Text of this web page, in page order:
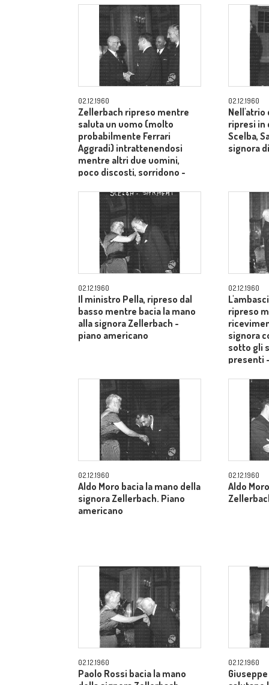
02.12.1960
Zellerbach ripreso mentre
saluta un uomo (molto
probabilmente Ferrari
Aggradi) intrattenendosi
mentre altri due uomini,
poco discosti, sorridono -
02.12.1960
Nell'atrio
ripresi in
Scelba,
signora
02.12.1960
Il ministro Pella, ripreso dal
basso mentre bacia la mano
alla signora Zellerbach -
piano americano
02.12.1960
ripreso
signora
sotto gli
presenti
02.12.1960
Aldo Moro bacia la mano della
signora Zellerbach. Piano
americano
02.12.1960
Aldo
02.12.1960
Paolo Rossi bacia la mano
02.12.1960